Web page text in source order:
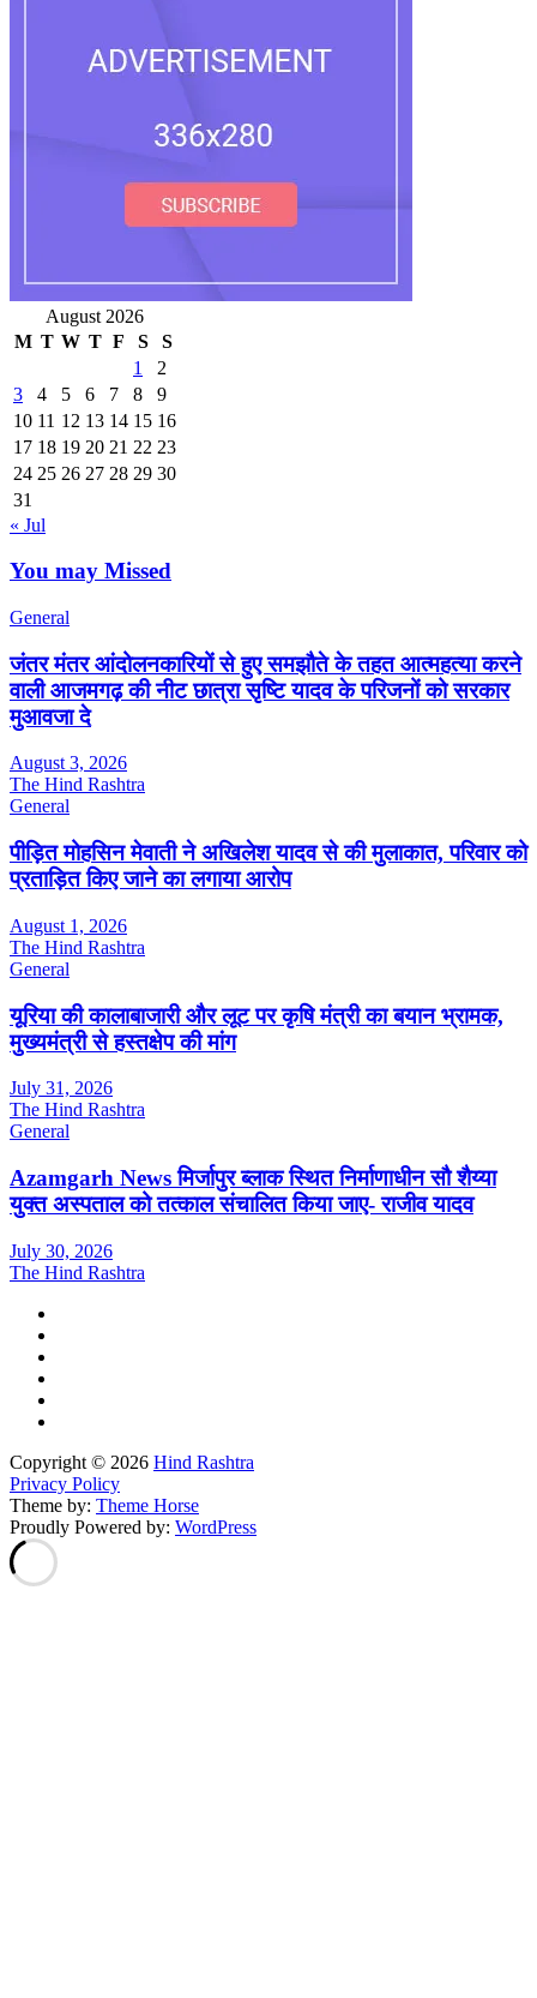
August 2026
M T W T F S
S
1
2
3
4 5 6 7 8
9
10 11 12 13 14 15 16
17 18 19 20 21 22 23
24 25 26 27 28 29 30
31
« Jul
You may Missed
General
जंतर मंतर आंदोलनकारियों से हुए समझौते के तहत आत्महत्या करने
वाली आजमगढ़ की नीट छात्रा सृष्टि यादव के परिजनों को सरकार
मुआवजा दे
August 3, 2026
The Hind Rashtra
General
पीड़ित मोहसिन मेवाती ने अखिलेश यादव से की मुलाकात, परिवार को
प्रताड़ित किए जाने का लगाया आरोप
August 1, 2026
The Hind Rashtra
General
यूरिया की कालाबाजारी और लूट पर कृषि मंत्री का बयान भ्रामक,
मुख्यमंत्री से हस्तक्षेप की मांग
July 31, 2026
The Hind Rashtra
General
Azamgarh News मिर्जापुर ब्लाक स्थित निर्माणाधीन सौ शैय्या
युक्त अस्पताल को तत्काल संचालित किया जाए- राजीव यादव
July 30, 2026
The Hind Rashtra
Copyright © 2026 Hind Rashtra
Privacy Policy
Theme by: Theme Horse
Proudly Powered by: WordPress